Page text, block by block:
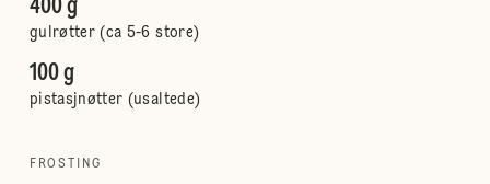
400 g
gulrøtter (ca 5-6 store)
100 g
pistasjnøtter (usaltede)
FROSTING